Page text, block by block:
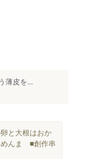
薄皮を...
と大根はおか
めんま ■創作串